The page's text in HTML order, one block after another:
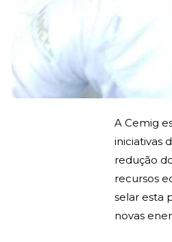
A Cemig
iniciativas
redução
recursos
selar esta
novas